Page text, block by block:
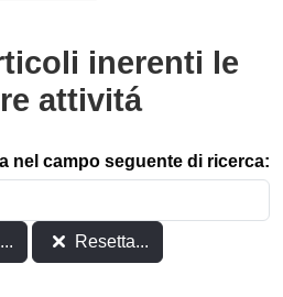
inerenti le
attivitá
nel campo seguente di ricerca:
Resetta...